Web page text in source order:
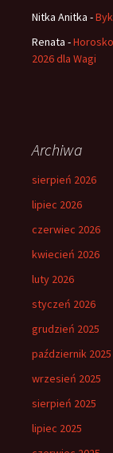
Nitka Anitka -Byk
Renata -
2026 dla Wagi
Archiwa
sierpień 2026
lipiec 2026
czerwiec 2026
kwiecień 2026
luty 2026
styczeń 2026
grudzień 2025
październik 2025
wrzesień 2025
sierpień 2025
lipiec 2025